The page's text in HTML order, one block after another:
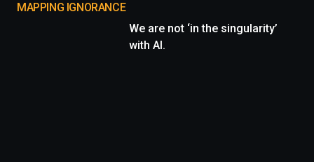
MAPPING IGNORANCE
We are not ‘in the singularity’
with AI.